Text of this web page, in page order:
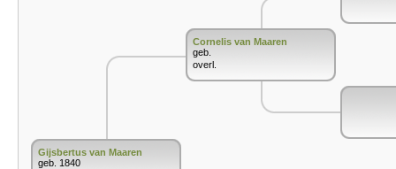
Gijsbertus van Maaren
geb. 1840
Cornelis van Maaren
geb.
overl.